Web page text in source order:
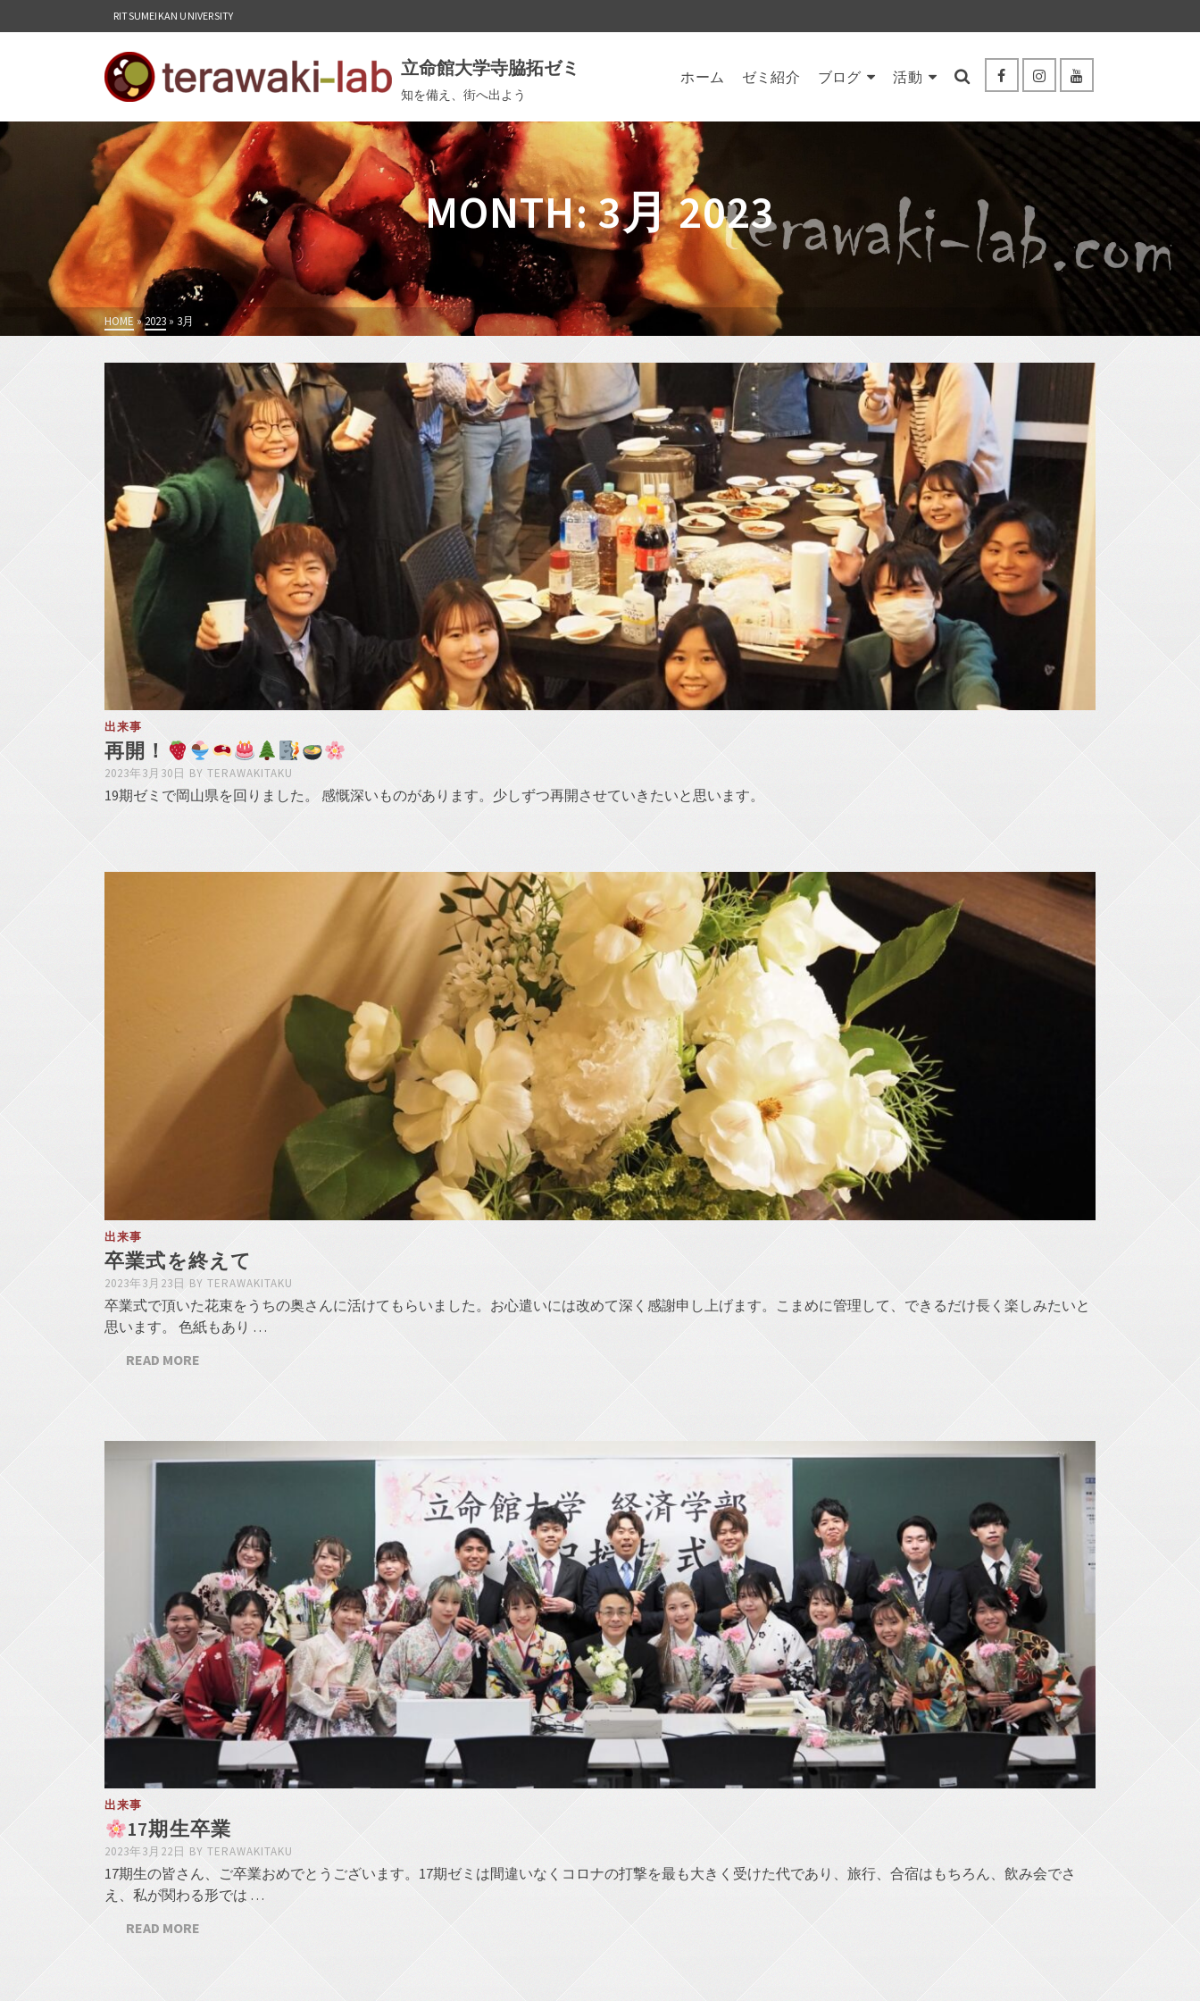
RITSUMEIKAN UNIVERSITY
立命館大学寺脇拓ゼミ
知を備え、街へ出よう
ホーム ゼミ紹介 ブログ 活動
MONTH: 3月 2023
HOME »2023 » 3月
出来事
再開！
2023年3月30日 BY TERAWAKITAKU
19期ゼミで岡山県を回りました。 感慨深いものがあります。少しずつ再開させていきたいと思います。
出来事
卒業式を終えて
2023年3月23日 BY TERAWAKITAKU
卒業式で頂いた花束をうちの奥さんに活けてもらいました。お心遣いには改めて深く感謝申し上げます。こまめに管理して、できるだけ長く楽しみたいと
思います。 色紙もあり …
READ MORE
出来事
17期生卒業
2023年3月22日 BY TERAWAKITAKU
17期生の皆さん、ご卒業おめでとうございます。17期ゼミは間違いなくコロナの打撃を最も大きく受けた代であり、旅行、合宿はもちろん、飲み会でさ
え、私が関わる形では …
READ MORE